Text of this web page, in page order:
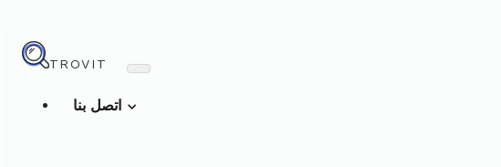
TROVIT